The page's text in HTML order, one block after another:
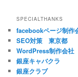
SPECIALTHANKS
facebookページ制作
SEO対策 東京都
WordPress制作会社
銀座キャバクラ
銀座クラブ